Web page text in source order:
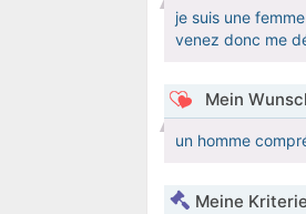
je suis une
venez donc me
Mein
un homme
Meine